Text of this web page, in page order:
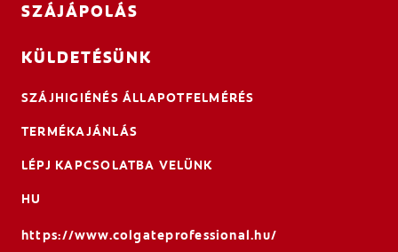
SZÁJÁPOLÁS
KÜLDETÉSÜNK
SZÁJHIGIÉNÉS ÁLLAPOTFELMÉRÉS
TERMÉKAJÁNLÁS
LÉPJ KAPCSOLATBA VELÜNK
HU
https://www.colgateprofessional.hu/